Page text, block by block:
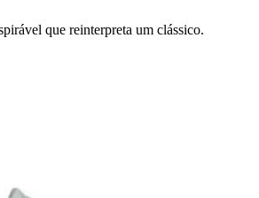
que reinterpreta um clássico.